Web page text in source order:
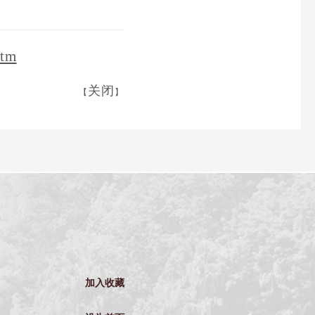
【 关闭 】
加入收藏